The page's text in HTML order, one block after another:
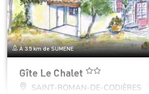
À 3.5 km de SUMENE
Gîte Le Chalet
SAINT-ROMAN-DE-CODIÈRES